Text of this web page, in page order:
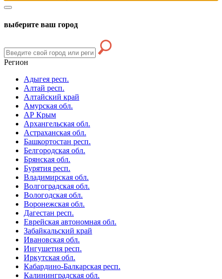
выберите ваш город
Регион
Адыгея респ.
Алтай респ.
Алтайский край
Амурская обл.
АР Крым
Архангельская обл.
Астраханская обл.
Башкортостан респ.
Белгородская обл.
Брянская обл.
Бурятия респ.
Владимирская обл.
Волгоградская обл.
Вологодская обл.
Воронежская обл.
Дагестан респ.
Еврейская автономная обл.
Забайкальский край
Ивановская обл.
Ингушетия респ.
Иркутская обл.
Кабардино-Балкарская респ.
Калининградская обл.